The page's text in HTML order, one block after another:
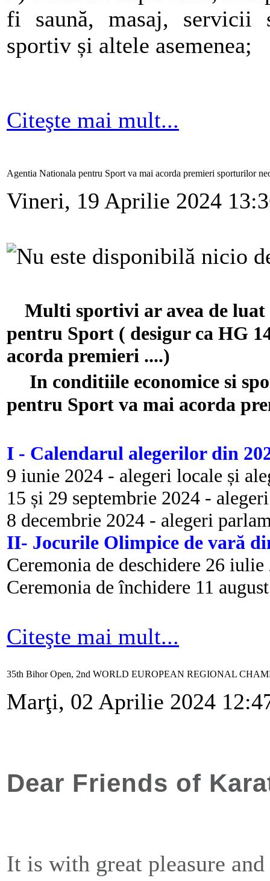
fi saună, masaj, servicii
sportiv și altele asemenea;
Citeşte mai mult...
Agentia Nationala pentru Sport va mai acorda premieri sporturilor
Vineri, 19 Aprilie 2024
Multi sportivi ar avea de
pentru Sport ( desigur ca HG
acorda premieri ....)
In conditiile economice si
pentru Sport va mai acorda
I - Calendarul alegerilor din
9 iunie 2024 - alegeri locale și
15 și 29 septembrie 2024 -
8 decembrie 2024 - alegeri
II- Jocurile Olimpice de vară
Ceremonia de deschidere 26 iulie
Ceremonia de închidere 11
Citeşte mai mult...
35th Bihor Open, 2nd WORLD EUROPEAN REGIONAL
Marţi, 02 Aprilie 2024
Dear Friends of
It is with great pleasure